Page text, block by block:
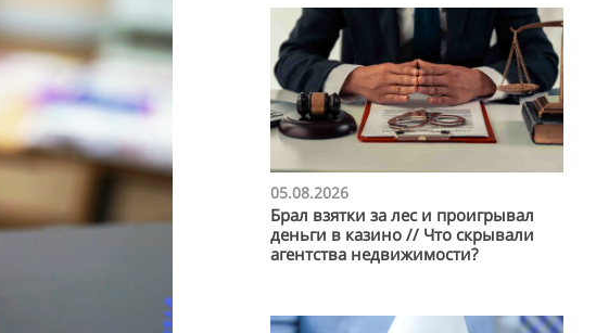
05.08.2026
Брал взятки за лес и проигрывал
деньги в казино // Что скрывали
агентства недвижимости?